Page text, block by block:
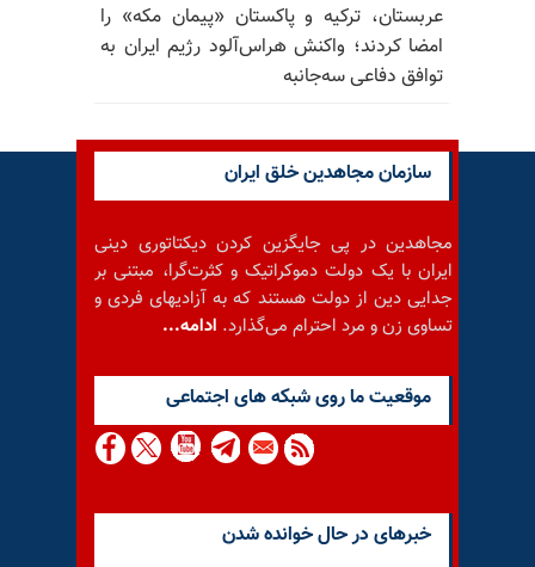
عربستان، ترکیه و پاکستان «پیمان مکه» را
امضا کردند؛ واکنش هراس‌آلود رژیم ایران به
توافق دفاعی سه‌جانبه
سازمان مجاهدین خلق ایران
مجاهدین در پی جایگزین کردن دیکتاتوری دینی
ایران با یک دولت دموکراتیک و کثرت‌گرا، مبتنی بر
جدایی دین از دولت هستند که به آزادیهای فردی و
تساوی زن و مرد احترام می‌گذارد. ادامه...
موقعيت ما روى شبكه هاى اجتماعى
خبرهای در حال خوانده شدن